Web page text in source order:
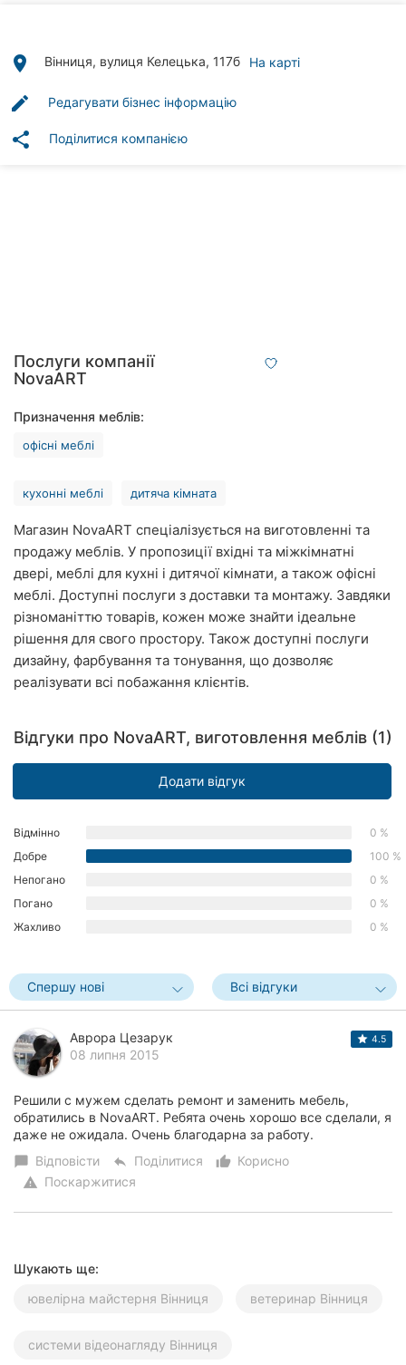
рубрики
Хмельницький
Рівне
Кропивницький
Харків
Запоріжжя
Дніпро
Кривий
Херсон
Чернігів
Чернівці
Івано-
Франківськ
Луцьк
Ужгород
place Вінниця, вулиця Келецька, 117б На карті
edit Редагувати бізнес інформацію
share Поділитися компанією
Послуги компанії
NovaART
Призначення меблів:
офісні меблі
кухонні меблі дитяча кімната
Магазин NovaART спеціалізується на виготовленні та
продажу меблів. У пропозиції вхідні та міжкімнатні
двері, меблі для кухні і дитячої кімнати, а також офісні
меблі. Доступні послуги з доставки та монтажу. Завдяки
різноманіттю товарів, кожен може знайти ідеальне
рішення для свого простору. Також доступні послуги
дизайну, фарбування та тонування, що дозволяє
реалізувати всі побажання клієнтів.
Відгуки про NovaART, виготовлення меблів (1)
Додати відгук
Відмінно
0 %
Добре
100 %
Непогано
0 %
Погано
0 %
Жахливо
0 %
Спершу нові Всі відгуки
Аврора Цезарук
08 липня 2015
4.5
Решили с мужем сделать ремонт и заменить мебель,
обратились в NovaART. Ребята очень хорошо все сделали, я
даже не ожидала. Очень благодарна за работу.
chat_bubble Відповісти reply Поділитися thumb_up_alt
Корисно
warning Поскаржитися
Шукають ще:
ювелірна майстерня Вінниця
ветеринар Вінниця
системи відеонагляду Вінниця